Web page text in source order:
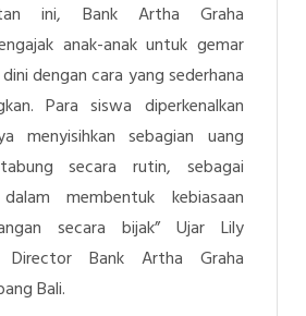
ini, Bank Artha Graha
anak-anak untuk gemar
dengan cara yang sederhana
Para siswa diperkenalkan
menyisihkan sebagian uang
secara rutin, sebagai
membentuk kebiasaan
secara bijak” Ujar Lily
Director Bank Artha Graha
Bali.